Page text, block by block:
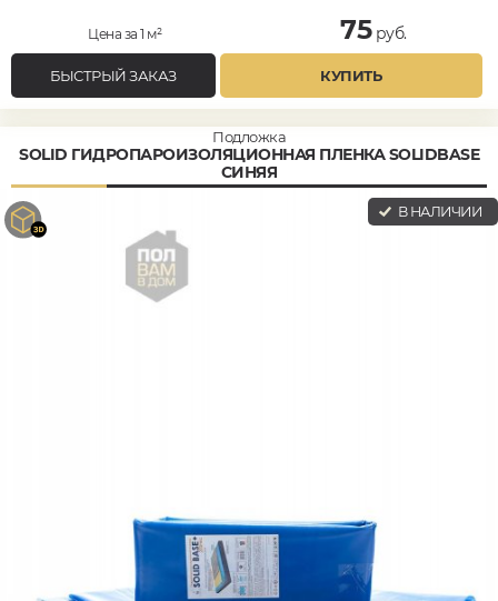
Цена за 1 м² 75руб.
БЫСТРЫЙ ЗАКАЗ КУПИТЬ
Подложка
SOLID ГИДРОПАРОИЗОЛЯЦИОННАЯ ПЛЕНКА SOLIDBASE
СИНЯЯ
В НАЛИЧИИ